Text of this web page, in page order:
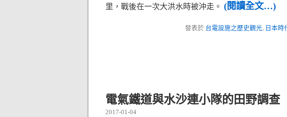
里，戰後在一次大洪水時被沖走。 (閱讀全文…)
發表於 台電設施之歷史觀光 日本時
電氣鐵道與水沙連小隊的田野調查
2017-01-04